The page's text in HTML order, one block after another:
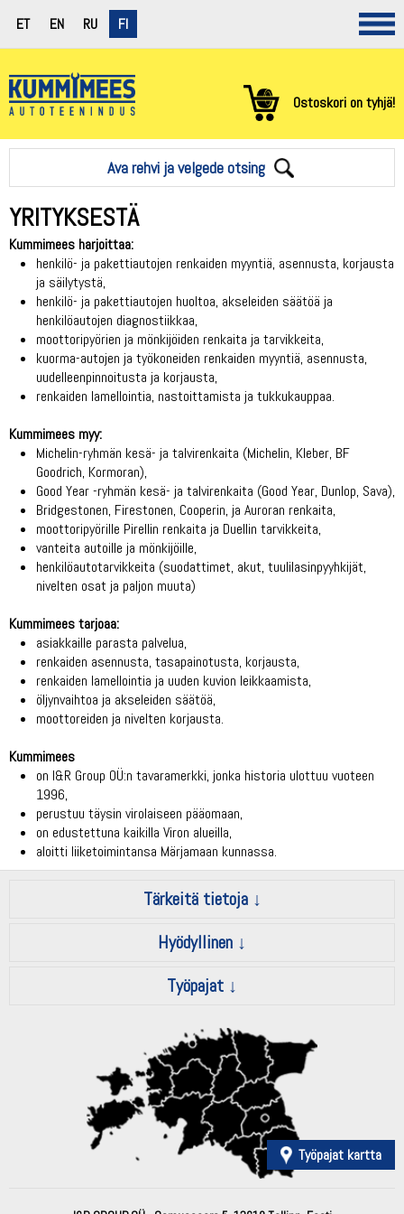
ET EN RU FI
Ostoskori on tyhjä!
Ava rehvi ja velgede otsing
YRITYKSESTÄ
Kummimees harjoittaa:
henkilö- ja pakettiautojen renkaiden myyntiä, asennusta, korjausta
ja säilytystä,
henkilö- ja pakettiautojen huoltoa, akseleiden säätöä ja
henkilöautojen diagnostiikkaa,
moottoripyörien ja mönkijöiden renkaita ja tarvikkeita,
kuorma-autojen ja työkoneiden renkaiden myyntiä, asennusta,
uudelleenpinnoitusta ja korjausta,
renkaiden lamellointia, nastoittamista ja tukkukauppaa.
Kummimees myy:
Michelin-ryhmän kesä- ja talvirenkaita (Michelin, Kleber, BF
Goodrich, Kormoran),
Good Year -ryhmän kesä- ja talvirenkaita (Good Year, Dunlop, Sava),
Bridgestonen, Firestonen, Cooperin, ja Auroran renkaita,
moottoripyörille Pirellin renkaita ja Duellin tarvikkeita,
vanteita autoille ja mönkijöille,
henkilöautotarvikkeita (suodattimet, akut, tuulilasinpyyhkijät,
nivelten osat ja paljon muuta)
Kummimees tarjoaa:
asiakkaille parasta palvelua,
renkaiden asennusta, tasapainotusta, korjausta,
renkaiden lamellointia ja uuden kuvion leikkaamista,
öljynvaihtoa ja akseleiden säätöä,
moottoreiden ja nivelten korjausta.
Kummimees
on I&R Group OÜ:n tavaramerkki, jonka historia ulottuu vuoteen
1996,
perustuu täysin virolaiseen pääomaan,
on edustettuna kaikilla Viron alueilla,
aloitti liiketoimintansa Märjamaan kunnassa.
Tärkeitä tietoja
Hyödyllinen
Työpajat
Työpajat kartta